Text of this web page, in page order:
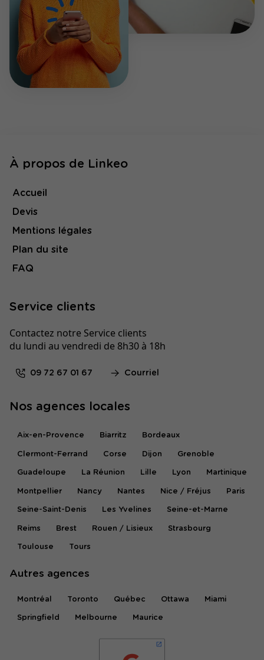
À propos de Linkeo
Accueil
Devis
Mentions légales
Plan du site
FAQ
Service clients
Contactez notre Service clients
du lundi au vendredi de 8h30 à 18h
09 72 67 01 67 Courriel
Nos agences locales
Aix-en-Provence Biarritz Bordeaux
Clermont-Ferrand Corse Dijon Grenoble
Guadeloupe La Réunion Lille Lyon Martinique
Montpellier Nancy Nantes Nice / Fréjus Paris
Seine-Saint-Denis Les Yvelines Seine-et-Marne
Reims Brest Rouen / Lisieux Strasbourg
Toulouse Tours
Autres agences
Montréal Toronto Québec Ottawa Miami
Springfield Melbourne Maurice